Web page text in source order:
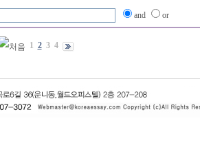
and or
1 2 3 4